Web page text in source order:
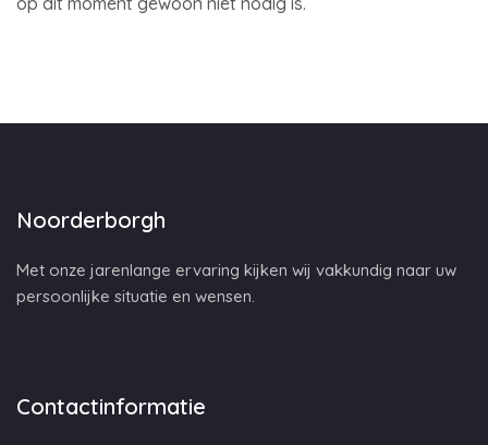
Noorderborgh
Met onze jarenlange ervaring kijken wij vakkundig naar uw
persoonlijke situatie en wensen.
Contactinformatie